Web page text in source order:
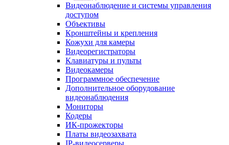
Видеонаблюдение и системы управления
доступом
Объективы
Кронштейны и крепления
Кожухи для камеры
Видеорегистраторы
Клавиатуры и пульты
Видеокамеры
Программное обеспечение
Дополнительное оборудование
видеонаблюдения
Мониторы
Кодеры
ИК-прожекторы
Платы видеозахвата
IP-видеосерверы